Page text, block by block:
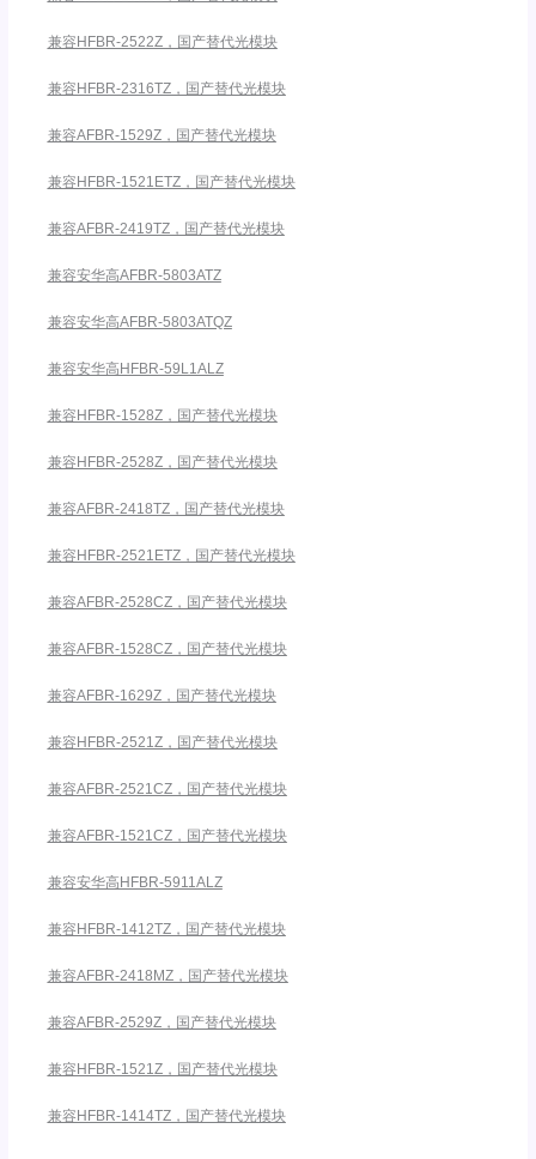
兼容HFBR-2522Z，国产替代光模块
兼容HFBR-2316TZ，国产替代光模块
兼容AFBR-1529Z，国产替代光模块
兼容HFBR-1521ETZ，国产替代光模块
兼容AFBR-2419TZ，国产替代光模块
兼容安华高AFBR-5803ATZ
兼容安华高AFBR-5803ATQZ
兼容安华高HFBR-59L1ALZ
兼容HFBR-1528Z，国产替代光模块
兼容HFBR-2528Z，国产替代光模块
兼容AFBR-2418TZ，国产替代光模块
兼容HFBR-2521ETZ，国产替代光模块
兼容AFBR-2528CZ，国产替代光模块
兼容AFBR-1528CZ，国产替代光模块
兼容AFBR-1629Z，国产替代光模块
兼容HFBR-2521Z，国产替代光模块
兼容AFBR-2521CZ，国产替代光模块
兼容AFBR-1521CZ，国产替代光模块
兼容安华高HFBR-5911ALZ
兼容HFBR-1412TZ，国产替代光模块
兼容AFBR-2418MZ，国产替代光模块
兼容AFBR-2529Z，国产替代光模块
兼容HFBR-1521Z，国产替代光模块
兼容HFBR-1414TZ，国产替代光模块